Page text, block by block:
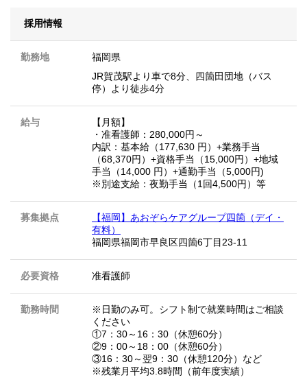
採用情報
勤務地
福岡県
JR賀茂駅より車で8分、四箇田団地（バス
停）より徒歩4分
給与
【月額】
・准看護師：280,000円～
内訳：基本給（177,630 円）+業務手当
（68,370円）+資格手当（15,000円）+地域
手当（14,000 円）+通勤手当（5,000円)
※別途支給：夜勤手当（1回4,500円）等
募集拠点
【福岡】あおぞらケアグループ四箇（デイ・
有料）
福岡県福岡市早良区四箇6丁目23‐11
必要資格 准看護師
勤務時間
※日勤のみ可。シフト制で就業時間はご相談
ください
①7：30～16：30（休憩60分）
②9：00～18：00（休憩60分）
③16：30～翌9：30（休憩120分）など
※残業月平均3.8時間（前年度実績）